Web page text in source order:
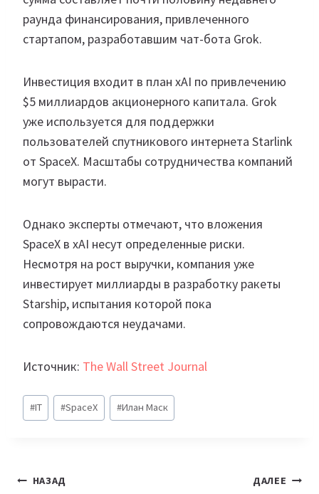
раунда финансирования, привлеченного
стартапом, разработавшим чат-бота Grok.
Инвестиция входит в план xAI по привлечению
$5 миллиардов акционерного капитала. Grok
уже используется для поддержки
пользователей спутникового интернета Starlink
от SpaceX. Масштабы сотрудничества компаний
могут вырасти.
Однако эксперты отмечают, что вложения
SpaceX в xAI несут определенные риски.
Несмотря на рост выручки, компания уже
инвестирует миллиарды в разработку ракеты
Starship, испытания которой пока
сопровождаются неудачами.
Источник: The Wall Street Journal
Метки
записи:
#IT #SpaceX #Илан Маск
Навигация
НАЗАД ДАЛЕЕ